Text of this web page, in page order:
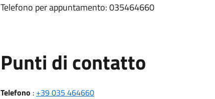
Telefono per appuntamento: 035464660
Punti di contatto
Telefono : +39 035 464660